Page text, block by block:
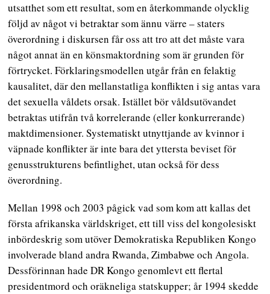
utsatthet som ett resultat, som en återkommande olycklig
följd av något vi betraktar som ännu värre –staters
överordning i diskursen får oss att tro att det måste vara
något annat än en könsmaktordning som är grunden för
förtrycket.Förklaringsmodellen utgår från en felaktig
kausalitet, där den mellanstatliga konflikten i sig antas vara
det sexuella våldets orsak. Istället bör våldsutövandet
betraktas utifrån två korrelerande (eller konkurrerande)
maktdimensioner. Systematiskt utnyttjande av kvinnor i
väpnade konflikter är inte bara det yttersta beviset för
genusstrukturens befintlighet, utan också för dess
överordning.
Mellan 1998 och 2003 pågick vad som kom att kallas det
första afrikanska världskriget, ett till viss del kongolesiskt
inbördeskrig som utöver Demokratiska Republiken Kongo
involverade bland andra Rwanda, Zimbabwe och Angola.
Dessförinnan hade DR Kongo genomlevt ett flertal
presidentmord och oräkneliga statskupper; år 1994 skedde